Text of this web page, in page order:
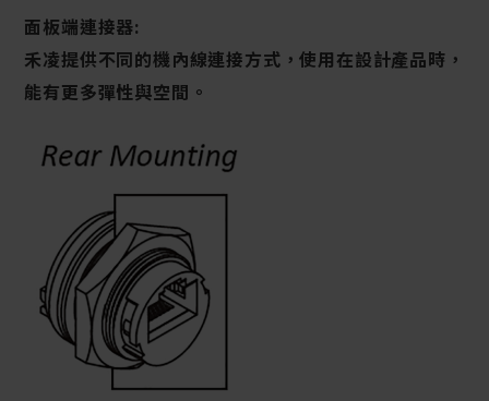
面板端連接器:
禾凌提供不同的機內線連接方式，使用在設計產品時，
能有更多彈性與空間。